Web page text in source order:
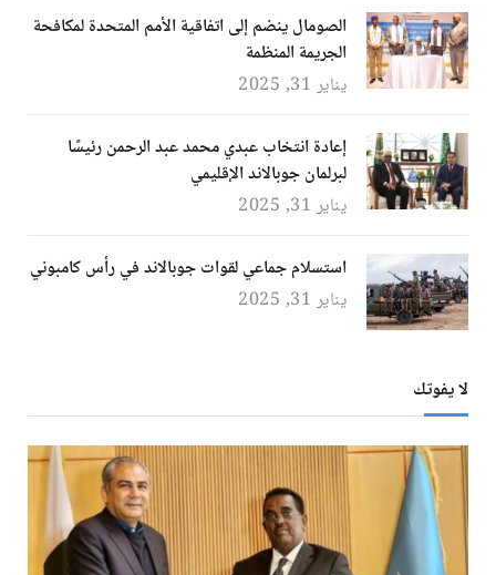
الصومال ينضم إلى اتفاقية الأمم المتحدة لمكافحة
الجريمة المنظمة
يناير 31, 2025
إعادة انتخاب عبدي محمد عبد الرحمن رئيسًا
لبرلمان جوبالاند الإقليمي
يناير 31, 2025
استسلام جماعي لقوات جوبالاند في رأس كامبوني
يناير 31, 2025
لا يفوتك